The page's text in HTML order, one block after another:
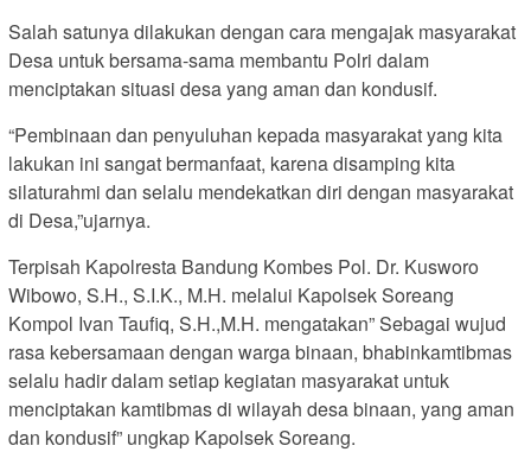
Salah satunya dilakukan dengan cara mengajak masyarakat
Desa untuk bersama-sama membantu Polri dalam
menciptakan situasi desa yang aman dan kondusif.
“Pembinaan dan penyuluhan kepada masyarakat yang kita
lakukan ini sangat bermanfaat, karena disamping kita
silaturahmi dan selalu mendekatkan diri dengan masyarakat
di Desa,”ujarnya.
Terpisah Kapolresta Bandung Kombes Pol. Dr. Kusworo
Wibowo, S.H., S.I.K., M.H. melalui Kapolsek Soreang
Kompol Ivan Taufiq, S.H.,M.H. mengatakan” Sebagai wujud
rasa kebersamaan dengan warga binaan, bhabinkamtibmas
selalu hadir dalam setiap kegiatan masyarakat untuk
menciptakan kamtibmas di wilayah desa binaan, yang aman
dan kondusif” ungkap Kapolsek Soreang.